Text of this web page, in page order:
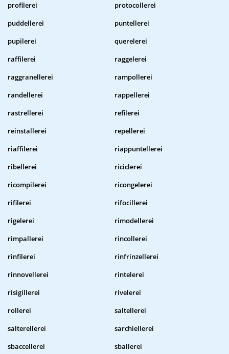
profilerei
protocollerei
puddellerei
puntellerei
pupilerei
querelerei
raffilerei
raggelerei
raggranellerei
rampollerei
randellerei
rappellerei
rastrellerei
refilerei
reinstallerei
repellerei
riaffilerei
riappuntellerei
ribellerei
riciclerei
ricompilerei
ricongelerei
rifilerei
rifocillerei
rigelerei
rimodellerei
rimpallerei
rincollerei
rinfilerei
rinfrinzellerei
rinnovellerei
rintelerei
risigillerei
rivelerei
rollerei
saltellerei
salterellerei
sarchiellerei
sbaccellerei
sballerei